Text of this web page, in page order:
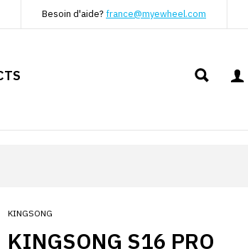
Besoin d'aide?france@myewheel.com
KINGSONG
KINGSONG S16 PRO